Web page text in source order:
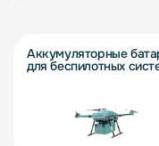
Аккумуляторные
для беспилотных